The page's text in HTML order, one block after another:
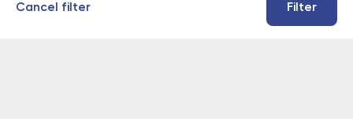
Filter
Cancel filter